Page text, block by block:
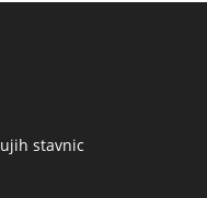
stavnic